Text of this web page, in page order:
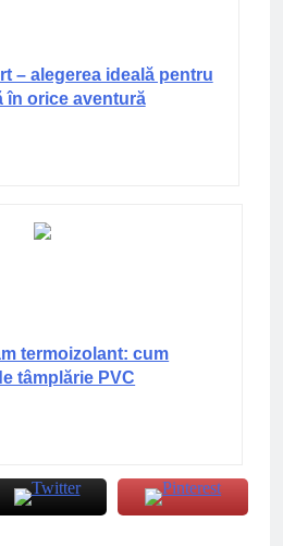
– alegerea ideală pentru
în orice aventură
termoizolant: cum
tâmplărie PVC